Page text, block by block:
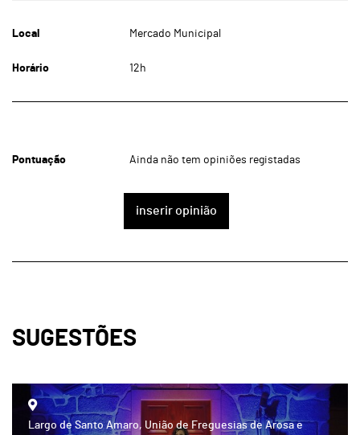
Local Mercado Municipal
Horário 12h
Pontuação Ainda não tem opiniões registadas
inserir opinião
SUGESTÕES
Largo de Santo Amaro, União de Freguesias de Arosa e